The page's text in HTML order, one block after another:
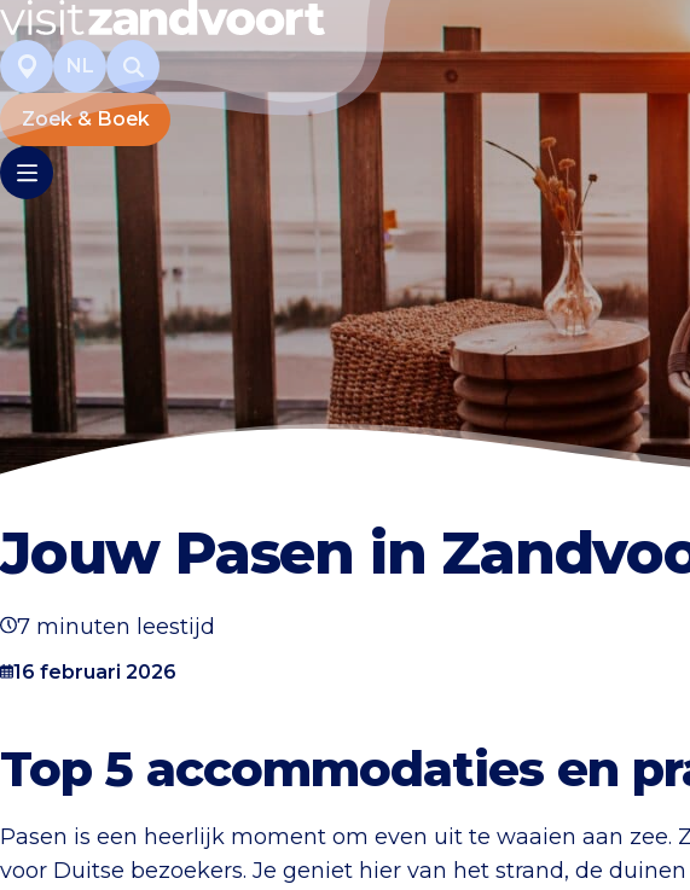
NL
Zoek & Boek
Jouw Pasen in
7 minuten leestijd
16 februari 2026
Top 5 accommodaties en
Pasen is een heerlijk moment om even uit te waaien aan
voor Duitse bezoekers. Je geniet hier van het strand, de